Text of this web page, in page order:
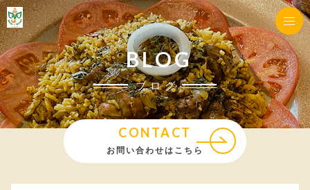
BLOG
ブログ
CONTACT
お問い合わせはこちら